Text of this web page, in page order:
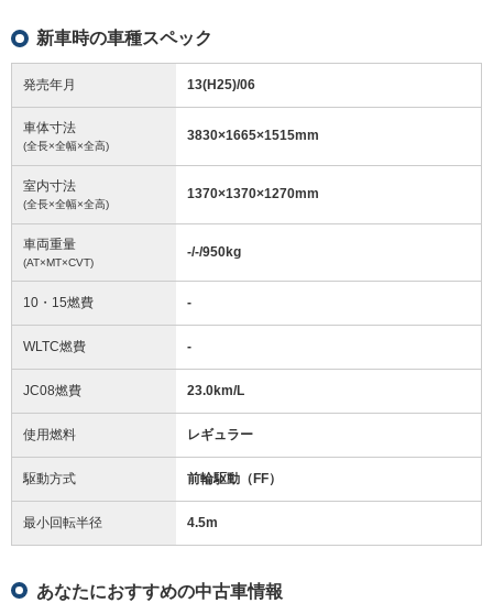
新車時の車種スペック
発売年月 13(H25)/06
車体寸法
(全長×全幅×全高)
3830×1665×1515mm
室内寸法
(全長×全幅×全高)
1370×1370×1270mm
車両重量
(AT×MT×CVT)
-/-/950kg
10・15燃費 -
WLTC燃費 -
JC08燃費 23.0km/L
使用燃料 レギュラー
駆動方式 前輪駆動（FF）
最小回転半径 4.5m
あなたにおすすめの中古車情報